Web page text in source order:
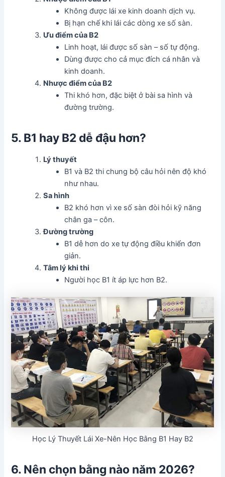
Không được lái xe kinh doanh dịch vụ.
Bị hạn chế khi lái các dòng xe số sàn.
Ưu điểm của B2
Linh hoạt, lái được số sàn – số tự động.
Dùng được cho cả mục đích cá nhân và
kinh doanh.
Nhược điểm của B2
Thi khó hơn, đặc biệt ở bài sa hình và
đường trường.
5. B1 hay B2 dễ đậu hơn?
Lý thuyết
B1 và B2 thi chung bộ câu hỏi nên độ khó
như nhau.
Sa hình
B2 khó hơn vì xe số sàn đòi hỏi kỹ năng
chân ga – côn.
Đường trường
B1 dễ hơn do xe tự động điều khiển đơn
giản.
Tâm lý khi thi
Người học B1 ít áp lực hơn B2.
Học Lý Thuyết Lái Xe-Nên Học Bằng B1 Hay B2
6. Nên chọn bằng nào năm 2026?